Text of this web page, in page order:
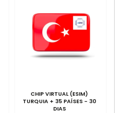
CHIP VIRTUAL (ESIM)
TURQUIA + 35 PAÍSES - 30
DIAS